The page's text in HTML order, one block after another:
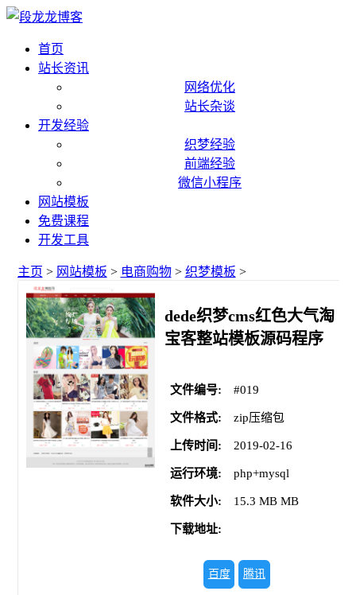
首页
站长资讯
网络优化
站长杂谈
开发经验
织梦经验
前端经验
微信小程序
网站模板
免费课程
开发工具
主页 > 网站模板 > 电商购物> 织梦模板 >
dede织梦cms红色大气淘
宝客整站模板源码程序
文件编号: #019
文件格式: zip压缩包
上传时间: 2019-02-16
运行环境: php+mysql
软件大小: 15.3 MB MB
下载地址:
百度 腾讯